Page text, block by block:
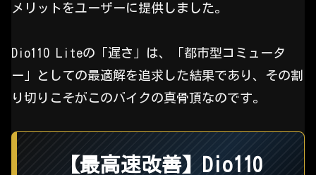
メリットをユーザーに提供しました。
Dio110 Liteの「遅さ」は、「都市型コミュータ
ー」としての最適解を追求した結果であり、その割
り切りこそがこのバイクの真骨頂なのです。
【最高速改善】Dio110